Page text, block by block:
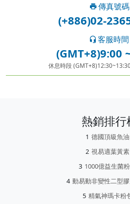
傳真號碼
(+886)02-
客服時間
(GMT+8)9:00
休息時段
熱銷排行
德國頂級魚油
視易適葉黃素
1000億益生菌
動易動非變性二型
精氣神瑪卡粉